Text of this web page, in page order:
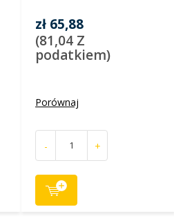
zł 65,88
(81,04 Z
podatkiem)
Porównaj
- +